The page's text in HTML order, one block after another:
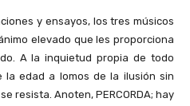
y ensayos, los tres músicos
elevado que les proporciona
A la inquietud propia de todo
edad a lomos de la ilusión sin
resista. Anoten, PERCORDA; hay